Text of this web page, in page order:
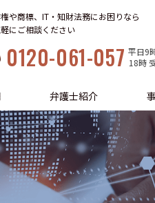
や商標、IT・知財法務にお困りなら
にご相談ください
0120-061-057 平日9
18時
弁護士紹介